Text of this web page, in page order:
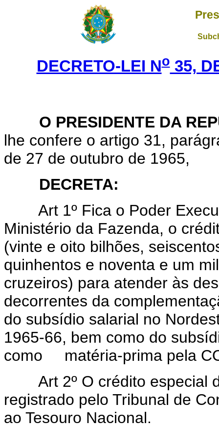
DECRETO-LEI No35,
O PRESIDENTE DA
lhe confere o artigo 31,
de 27 de outubro de 1965,
DECRETA:
Art 1º Fica o Poder
Ministério da Fazenda, o
(vinte e oito bilhões,
quinhentos e noventa e um
cruzeiros) para atender às
decorrentes da
do subsídio salarial no
1965-66, bem como do
como matéria-prima pela
Art 2º O crédito especial
registrado pelo Tribunal de
ao Tesouro Nacional.